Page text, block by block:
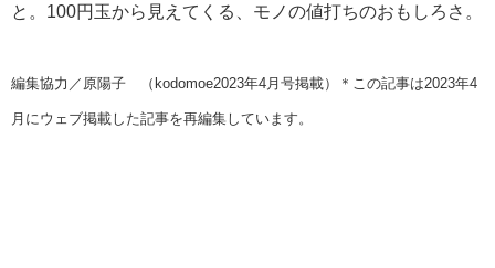
と。100円玉から見えてくる、モノの値打ちのおもしろさ。
編集協力／原陽子 （kodomoe2023年4月号掲載）＊この記事は2023年4
月にウェブ掲載した記事を再編集しています。